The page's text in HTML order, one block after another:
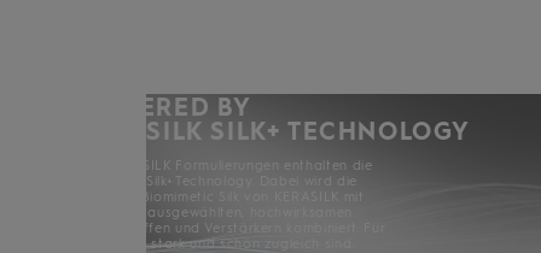
POWERED BY
KERASILK SILK+ TECHNOLOGY
Alle KERASILK Formulierungen enthalten die
KERASILK Silk+ Technology. Dabei wird die
exklusive Biomimetic Silk von KERASILK mit
sorgfältig ausgewählten, hochwirksamen
Inhaltsstoffen und Verstärkern kombiniert. Für
Haare, die stark und schön zugleich sind.